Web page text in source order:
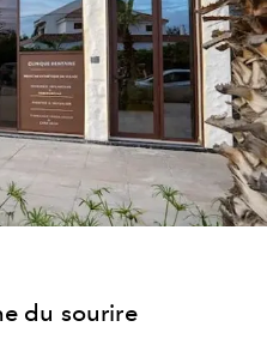
du sourire